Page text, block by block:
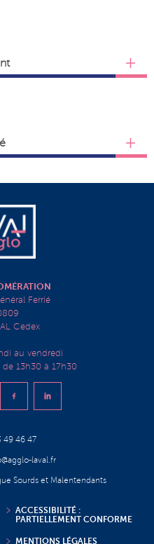
Ferrié
Cedex
au vendredi
13h30 à 17h30
49 46 47
laval.fr
Sourds et Malentendants
ACCESSIBILITÉ :
PARTIELLEMENT CONFORME
MENTIONS LÉGALES